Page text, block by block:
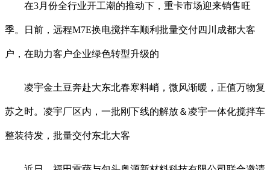
在3月份全行业开工潮的推动下，重卡市场迎来销售旺
季。日前，远程M7E换电搅拌车顺利批量交付四川成都大客
户，在助力客户企业绿色转型升级的
凌宇金土豆奔赴大东北春寒料峭，微风渐暖，正值万物复
苏之时。凌宇厂区内，一批刚下线的解放＆凌宇一体化搅拌车
整装待发，批量交付东北大客